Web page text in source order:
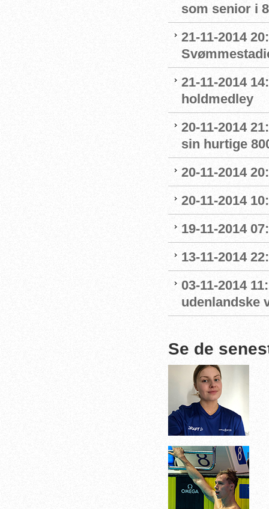
som senior i
21-11-2014
21-11-2014
holdmedley
20-11-2014
sin hurtige
20-11-2014
20-11-2014
19-11-2014
13-11-2014
03-11-2014
udenlandske
Se de